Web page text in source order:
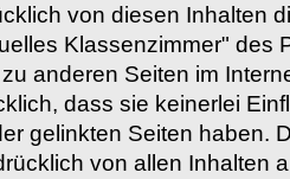
von diesen Inhalten
Klassenzimmer" des
anderen Seiten im
dass sie keinerlei
gelinkten Seiten haben.
von allen Inhalten